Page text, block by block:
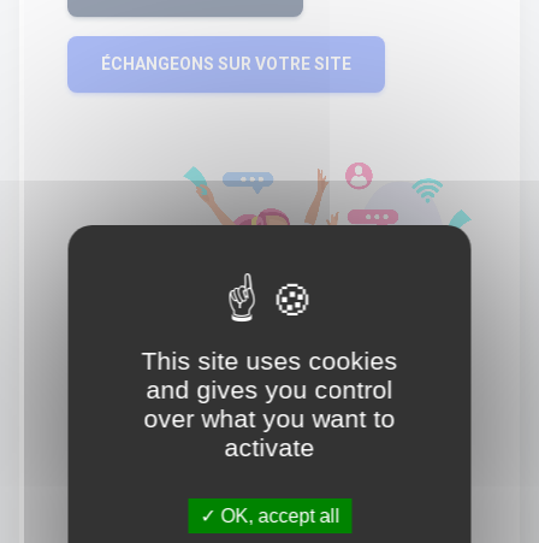
ÉCHANGEONS SUR VOTRE SITE
This site uses cookies
and gives you control
over what you want to
activate
OK, accept all